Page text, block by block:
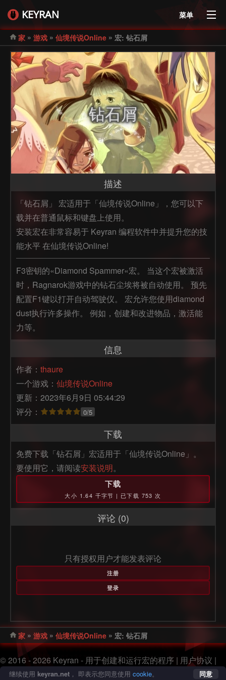
KEYRAN 菜单
家 » 游戏 » 仙境传说Online » 宏: 钻石屑
钻石屑
描述
「钻石屑」 宏适用于「仙境传说Online」，您可以下
载并在普通鼠标和键盘上使用。
安装宏在非常容易于 Keyran 编程软件中并提升您的技
能水平 在仙境传说Online!
F3密钥的«Diamond Spammer«宏。 当这个宏被激活
时，Ragnarok游戏中的钻石尘埃将被自动使用。 预先
配置F1键以打开自动驾驶仪。 宏允许您使用diamond
dust执行许多操作。 例如，创建和改进物品，激活能
力等。
信息
作者： thaure
一个游戏： 仙境传说Online
更新：2023年6月9日 05:44:29
评分：
0/5
下载
免费下载「钻石屑」宏适用于「仙境传说Online」。
要使用它，请阅读安装说明。
下载
大小 1.64 千字节 | 已下载 753 次
评论 (0)
只有授权用户才能发表评论
注册
登录
家 » 游戏 » 仙境传说Online » 宏: 钻石屑
© 2016 - 2026 Keyran - 用于创建和运行宏的程序 | 用户协议 |
隐私政策|站点地图